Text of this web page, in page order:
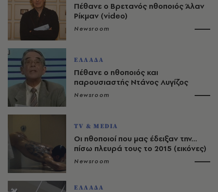
Πέθανε ο Βρετανός ηθοποιός Άλαν
Ρίκμαν (video)
Newsroom
ΕΛΛΑΔΑ
Πέθανε ο ηθοποιός και
παρουσιαστής Ντάνος Λυγίζος
Newsroom
TV & MEDIA
Οι ηθοποιοί που μας έδειξαν την...
πίσω πλευρά τους το 2015 (εικόνες)
Newsroom
ΕΛΛΑΔΑ